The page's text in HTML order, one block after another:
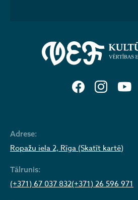
Adrese:
Ropažu iela 2, Rīga (Skatīt kartē)
Tālrunis:
(+371) 67 037 832(+371) 26 596 971